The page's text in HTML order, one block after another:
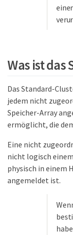
Was ist das
Das Standard-
jedem nicht
Speicher-Array
ermöglicht, die
Eine nicht
nicht logisch
physisch in einem
angemeldet ist.